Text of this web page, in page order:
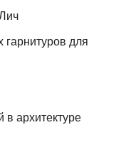
гарнитуров для
архитектуре